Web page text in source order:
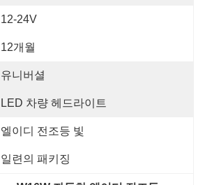
12-24V
12개월
유니버셜
LED 차량 헤드라이트
엘이디 전조등 빛
일련의 패키징